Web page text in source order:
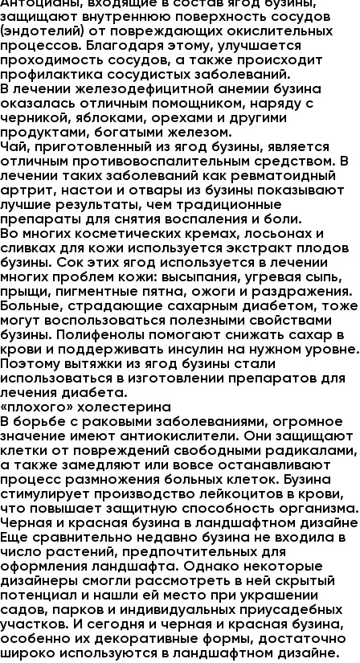
защищают внутреннюю поверхность сосудов
(эндотелий) от повреждающих окислительных
процессов. Благодаря этому, улучшается
проходимость сосудов, а также происходит
профилактика сосудистых заболеваний.
В лечении железодефицитной анемии бузина
оказалась отличным помощником, наряду с
черникой, яблоками, орехами и другими
продуктами, богатыми железом.
Чай, приготовленный из ягод бузины, является
отличным противовоспалительным средством. В
лечении таких заболеваний как ревматоидный
артрит, настои и отвары из бузины показывают
лучшие результаты, чем традиционные
препараты для снятия воспаления и боли.
Во многих косметических кремах, лосьонах и
сливках для кожи используется экстракт плодов
бузины. Сок этих ягод используется в лечении
многих проблем кожи: высыпания, угревая сыпь,
прыщи, пигментные пятна, ожоги и раздражения.
Больные, страдающие сахарным диабетом, тоже
могут воспользоваться полезными свойствами
бузины. Полифенолы помогают снижать сахар в
крови и поддерживать инсулин на нужном уровне.
Поэтому вытяжки из ягод бузины стали
использоваться в изготовлении препаратов для
лечения диабета.
«плохого» холестерина
В борьбе с раковыми заболеваниями, огромное
значение имеют антиокислители. Они защищают
клетки от повреждений свободными радикалами,
а также замедляют или вовсе останавливают
процесс размножения больных клеток. Бузина
стимулирует производство лейкоцитов в крови,
что повышает защитную способность организма.
Черная и красная бузина в ландшафтном дизайне
Еще сравнительно недавно бузина не входила в
число растений, предпочтительных для
оформления ландшафта. Однако некоторые
дизайнеры смогли рассмотреть в ней скрытый
потенциал и нашли ей место при украшении
садов, парков и индивидуальных приусадебных
участков. И сегодня и черная и красная бузина,
особенно их декоративные формы, достаточно
широко используются в ландшафтном дизайне.